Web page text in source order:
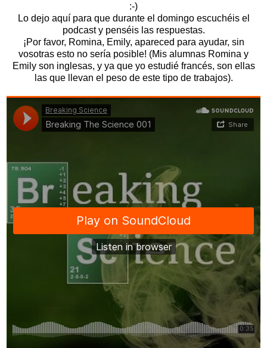
:-)
Lo dejo aquí para que durante el domingo escuchéis el
podcast y penséis las respuestas.
¡Por favor, Romina, Emily, apareced para ayudar, sin
vosotras esto no sería posible! (Mis alumnas Romina y
Emily son inglesas, y ya que yo estudié francés, son ellas
las que llevan el peso de este tipo de trabajos).